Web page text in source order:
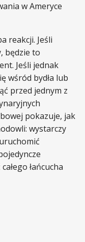
w Ameryce
reakcji. Jeśli
będzie to
Jeśli jednak
wśród bydła lub
przed jednym z
pokazuje, jak
wystarczy
łańcucha